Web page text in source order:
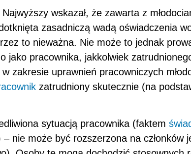
wskazał, że zawarta z
zasadniczą wadą oświadczenia
to nieważna. Nie może to jednak
jako pracownika, jakkolwiek
zakresie uprawnień pracowniczych
zatrudniony skutecznie (na
sytuacją pracownika (faktem
– nie może być rozszerzona na członków